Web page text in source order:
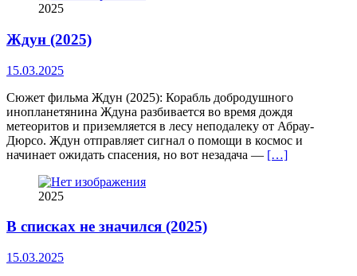
2025
Ждун (2025)
15.03.2025
Сюжет фильма Ждун (2025): Корабль добродушного
инопланетянина Ждуна разбивается во время дождя
метеоритов и приземляется в лесу неподалеку от Абрау-
Дюрсо. Ждун отправляет сигнал о помощи в космос и
начинает ожидать спасения, но вот незадача — […]
2025
В списках не значился (2025)
15.03.2025